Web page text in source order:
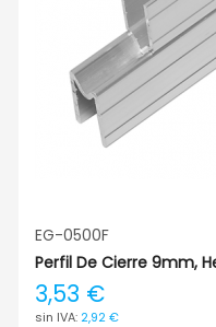
EG-0500F
Perfil De Cierre 9mm,
3,53 €
2,92 €